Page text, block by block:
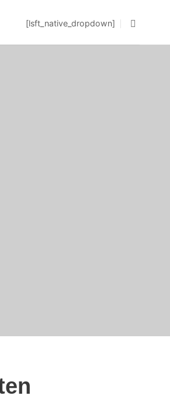
[lsft_native_dropdown]